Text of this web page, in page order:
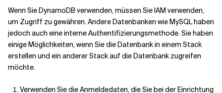
Verwandte Themen
Wenn Sie DynamoDB verwenden, müssen Sie IAM verwenden,
um Zugriff zu gewähren. Andere Datenbanken wie MySQL haben
jedoch auch eine interne Authentifizierungsmethode. Sie haben
einige Möglichkeiten, wenn Sie die Datenbank in einem Stack
erstellen und ein anderer Stack auf die Datenbank zugreifen
möchte.
Verwenden Sie die Anmeldedaten, die Sie bei der Einrichtung